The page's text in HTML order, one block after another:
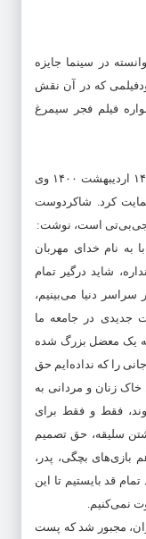
در سینما جایزه
که در آن نقش
فیلم فجر سیمرغ
پس از انتشار خبر قتل علی فاضلی منفرد، در ۱۴ اردیبهشت ۱۴۰۰ وی
کرد. شاکردوست
است، نوشت:
به نام خدای مهربان
شاید درگیر تمام
سراسر دنیا می‌بینیم،
جدیدی در جامعه ما
به یک معضل بزرگ شده
را که نداده‌ایم حق
زنان و مردانی به
فقط و فقط برای
سلیقه، حق تصمیم
بچگی، پدر،
قد بایستیم تا این
نمی‌کنیم.
تهران، مجبور شد که پست